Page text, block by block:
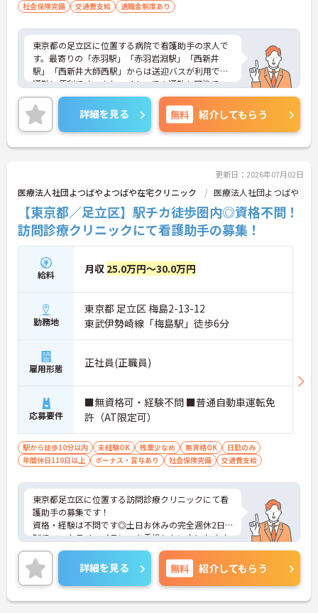
社会保険完備
交通費支給 退職金制度あり
東京都の足立区に位置する病院で看護助手の求人で
す。最寄りの「赤羽駅」「赤羽岩淵駅」「西新井
駅」「西新井大師西駅」からは送迎バスが利用でき
通勤に便利です。またマイカーでの通勤も可能で
す。福利厚生、待遇の充実も魅力で安心して長期的
に就業いただける環境です。ご興味を持たれた方は
面接対策ポイントや求人の詳細などお話しいたしま
すのでお気軽にお問い合わせ下さい。
詳細を見る 無料 紹介してもらう
更新日：2026年07月02日
医療法人社団よつばやよつばや在宅クリニック 医療法人社団よつばや
【東京都／足立区】駅チカ徒歩圏内◎資格不問！
訪問診療クリニックにて看護助手の募集！
給料 月収 25.0万円～30.0万円
勤務地
東京都 足立区 梅島2-13-12
東武伊勢崎線「梅島駅」徒歩6分
雇用形態 正社員(正職員)
応募要件
■無資格可・経験不問 ■普通自動車運転免
許（AT限定可）
駅から徒歩10分以内 未経験OK 残業少なめ 無資格OK
日勤のみ
年間休日110日以上
ボーナス・賞与あり 社会保険完備 交通費支給
東京都足立区に位置する訪問診療クリニックにて看
護助手の募集です！
資格・経験は不問です◎土日お休みの完全週休2日
制でワークライフバランスを重視したい方におすす
め♪
ご興味のある方には、面接対策ポイントなど、さら
に詳細をご案内しますのでお気軽にご相談くださ
い！
詳細を見る 無料 紹介してもらう